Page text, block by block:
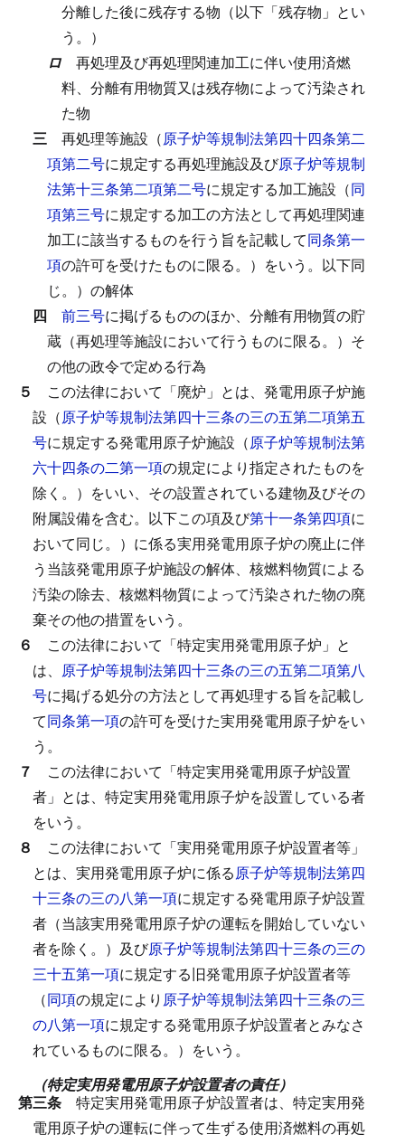
分離した後に残存する物（以下「残存物」とい
う。）
ロ 再処理及び再処理関連加工に伴い使用済燃
料、分離有用物質又は残存物によって汚染され
た物
三 再処理等施設（原子炉等規制法第四十四条第二
項第二号に規定する再処理施設及び原子炉等規制
法第十三条第二項第二号に規定する加工施設（同
項第三号に規定する加工の方法として再処理関連
加工に該当するものを行う旨を記載して同条第一
項の許可を受けたものに限る。）をいう。以下同
じ。）の解体
四 前三号に掲げるもののほか、分離有用物質の貯
蔵（再処理等施設において行うものに限る。）そ
の他の政令で定める行為
５ この法律において「廃炉」とは、発電用原子炉施
設（原子炉等規制法第四十三条の三の五第二項第五
号に規定する発電用原子炉施設（原子炉等規制法第
六十四条の二第一項の規定により指定されたものを
除く。）をいい、その設置されている建物及びその
附属設備を含む。以下この項及び第十一条第四項に
おいて同じ。）に係る実用発電用原子炉の廃止に伴
う当該発電用原子炉施設の解体、核燃料物質による
汚染の除去、核燃料物質によって汚染された物の廃
棄その他の措置をいう。
６ この法律において「特定実用発電用原子炉」と
は、 原子炉等規制法第四十三条の三の五第二項第八
号に掲げる処分の方法として再処理する旨を記載し
て同条第一項の許可を受けた実用発電用原子炉をい
う。
７ この法律において「特定実用発電用原子炉設置
者」とは、特定実用発電用原子炉を設置している者
をいう。
８ この法律において「実用発電用原子炉設置者等」
とは、実用発電用原子炉に係る原子炉等規制法第四
十三条の三の八第一項に規定する発電用原子炉設置
者（当該実用発電用原子炉の運転を開始していない
者を除く。）及び原子炉等規制法第四十三条の三の
三十五第一項に規定する旧発電用原子炉設置者等
（同項の規定により 原子炉等規制法第四十三条の三
の八第一項に規定する発電用原子炉設置者とみなさ
れているものに限る。）をいう。
（特定実用発電用原子炉設置者の責任）
第三条 特定実用発電用原子炉設置者は、特定実用発
電用原子炉の運転に伴って生ずる使用済燃料の再処